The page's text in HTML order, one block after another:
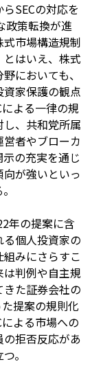
SECの対応を
政策転換が進
市場構造規制
はいえ、株式
においても、
家保護の観点
よる一律の規
、共和党所属
者やブローカ
の充実を通じ
が強いといっ
年の提案に含
個人投資家の
みにさらすこ
判例や自主規
た証券会社の
提案の規則化
よる市場への
拒否反応があ
。